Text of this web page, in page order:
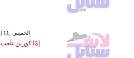
GMT 11:21 2019 الخميس ,11 إبريل / نيسان
إمّا كورين